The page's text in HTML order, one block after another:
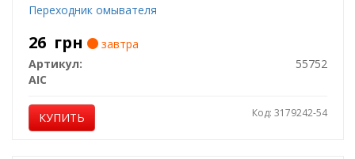
Переходник омывателя
26 грн
завтра
Артикул:
55752
AIC
КУПИТЬ Код: 3179242-54